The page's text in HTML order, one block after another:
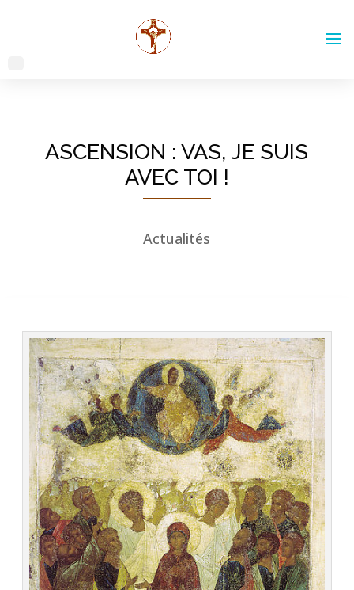
ASCENSION : VAS, JE SUIS
AVEC TOI !
Actualités